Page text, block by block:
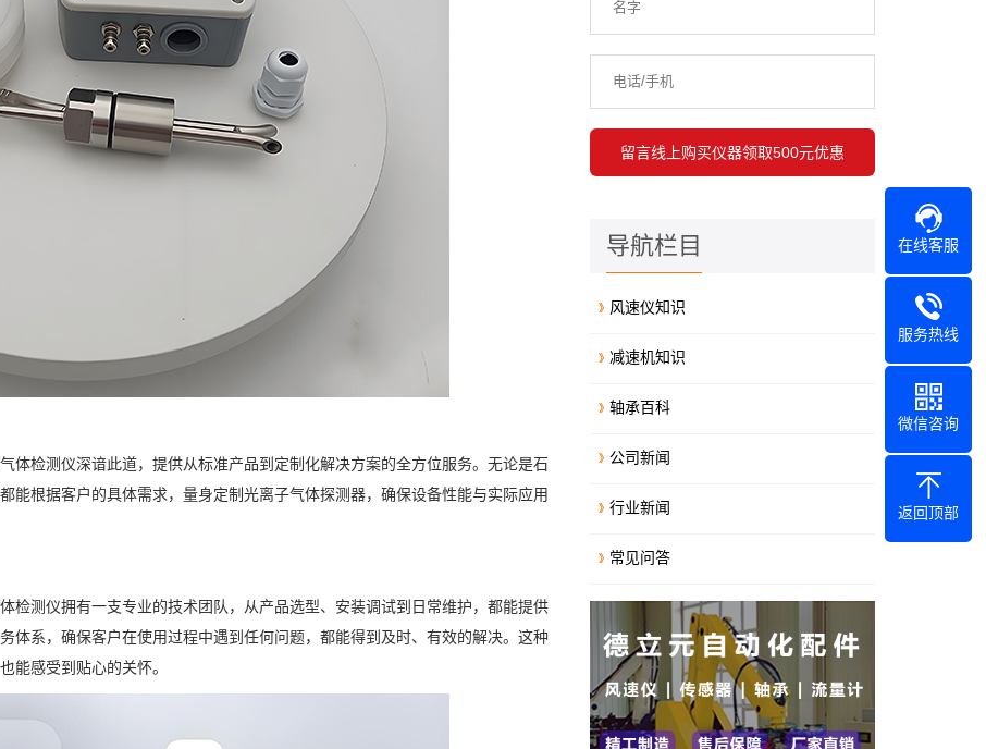
体检测仪深谙此道，提供从标准产品到定制化解决方案的全方位服务。无论是石
能根据客户的具体需求，量身定制光离子气体探测器，确保设备性能与实际应用
检测仪拥有一支专业的技术团队，从产品选型、安装调试到日常维护，都能提供
体系，确保客户在使用过程中遇到任何问题，都能得到及时、有效的解决。这种
能感受到贴心的关怀。
导航栏目
风速仪知识
减速机知识
轴承百科
公司新闻
行业新闻
常见问答
在线客服
服务热线
微信咨询
返回顶部